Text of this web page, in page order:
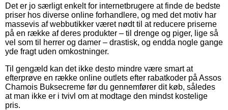
Det er jo særligt enkelt for internetbrugere at finde de bedste
priser hos diverse online forhandlere, og med det motiv har
massevis af webbutikker været nødt til at reducere priserne
på en række af deres produkter – til drenge og piger, lige så
vel som til herrer og damer – drastisk, og endda nogle gange
yde fragt uden omkostninger.
Til gengæld kan det ikke desto mindre være smart at
efterprøve en række online outlets efter rabatkoder på Assos
Chamois Buksecreme før du gennemfører dit køb, således
at man ikke er i tvivl om at modtage den mindst kostelige
pris.